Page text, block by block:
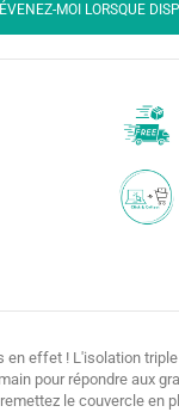
MOI LORSQUE
effet ! L'isolation
pour répondre aux
le couvercle en